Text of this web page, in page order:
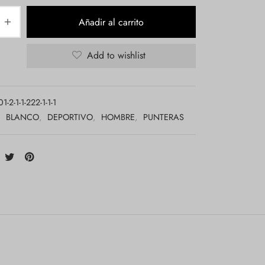
Añadir al carrito
Add to wishlist
2-1-1-222-1-1-1
BLANCO, DEPORTIVO, HOMBRE, PUNTERAS